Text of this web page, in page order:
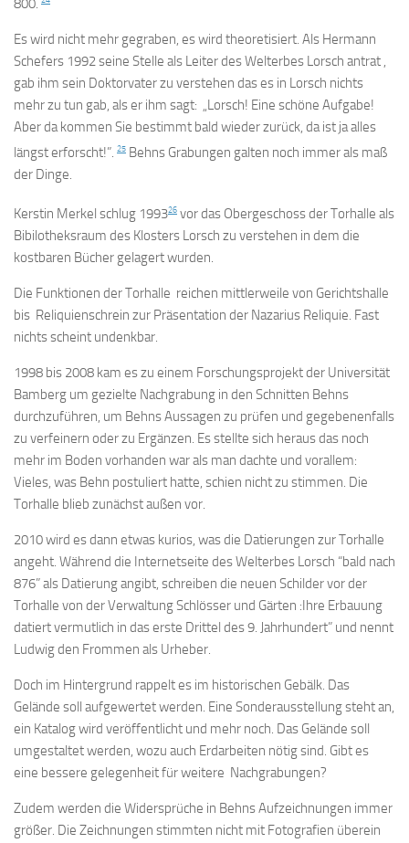
800.
Es wird nicht mehr gegraben, es wird theoretisiert. Als Hermann
Schefers 1992 seine Stelle als Leiter des Welterbes Lorsch antrat ,
gab ihm sein Doktorvater zu verstehen das es in Lorsch nichts
mehr zu tun gab, als er ihm sagt: „Lorsch! Eine schöne Aufgabe!
Aber da kommen Sie bestimmt bald wieder zurück, da ist ja alles
längst erforscht!”. 25 Behns Grabungen galten noch immer als maß
der Dinge.
Kerstin Merkel schlug 199326 vor das Obergeschoss der Torhalle als
Bibilotheksraum des Klosters Lorsch zu verstehen in dem die
kostbaren Bücher gelagert wurden.
Die Funktionen der Torhalle reichen mittlerweile von Gerichtshalle
bis Reliquienschrein zur Präsentation der Nazarius Reliquie. Fast
nichts scheint undenkbar.
1998 bis 2008 kam es zu einem Forschungsprojekt der Universität
Bamberg um gezielte Nachgrabung in den Schnitten Behns
durchzuführen, um Behns Aussagen zu prüfen und gegebenenfalls
zu verfeinern oder zu Ergänzen. Es stellte sich heraus das noch
mehr im Boden vorhanden war als man dachte und vorallem:
Vieles, was Behn postuliert hatte, schien nicht zu stimmen. Die
Torhalle blieb zunächst außen vor.
2010 wird es dann etwas kurios, was die Datierungen zur Torhalle
angeht. Während die Internetseite des Welterbes Lorsch “bald nach
876” als Datierung angibt, schreiben die neuen Schilder vor der
Torhalle von der Verwaltung Schlösser und Gärten :Ihre Erbauung
datiert vermutlich in das erste Drittel des 9. Jahrhundert” und nennt
Ludwig den Frommen als Urheber.
Doch im Hintergrund rappelt es im historischen Gebälk. Das
Gelände soll aufgewertet werden. Eine Sonderausstellung steht an,
ein Katalog wird veröffentlicht und mehr noch. Das Gelände soll
umgestaltet werden, wozu auch Erdarbeiten nötig sind. Gibt es
eine bessere gelegenheit für weitere Nachgrabungen?
Zudem werden die Widersprüche in Behns Aufzeichnungen immer
größer. Die Zeichnungen stimmten nicht mit Fotografien überein